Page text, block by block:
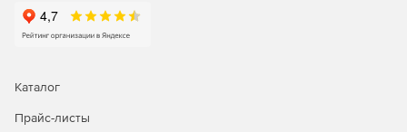
Каталог
Прайс-листы